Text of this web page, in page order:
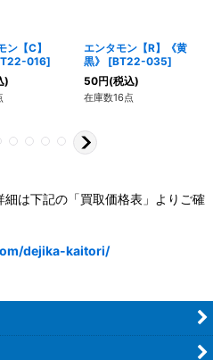
ン【C】
016]
)
エンタモン【R】《黄
黒》
[BT22-035]
50円(税込)
在庫数16点
は下記の「買取価格表」よりご確
dejika-kaitori/